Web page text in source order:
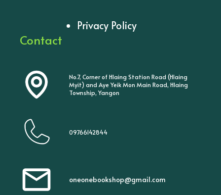
Privacy Policy
Contact
No.7, Corner of Hlaing Station Road (Hlaing
Myit) and Aye Yeik Mon Main Road, Hlaing
Township, Yangon
09766142844
oneonebookshop@gmail.com